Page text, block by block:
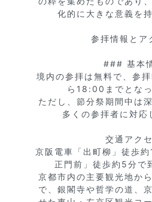
化的に大きな意義を
参拝情報とア
### 基本
境内の参拝は無料で、参
ら18:00までとなっ
ただし、節分祭期間中は
多くの参拝者に対応
交通アク
京阪電車「出町柳」徒歩
正門前」徒歩約5分で
京都市内の主要観光地か
で、銀閣寺や哲学の道、